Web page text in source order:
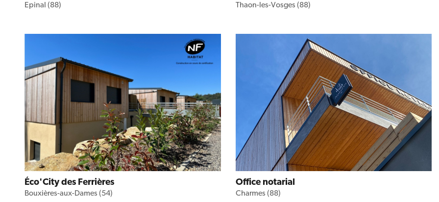
Epinal (88) Thaon-les-Vosges (88)
Éco'City des Ferrières
Bouxières-aux-Dames (54)
Office notarial
Charmes (88)